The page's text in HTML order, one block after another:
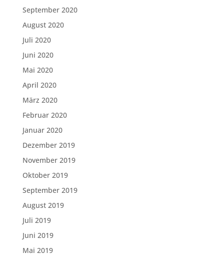
September 2020
August 2020
Juli 2020
Juni 2020
Mai 2020
April 2020
März 2020
Februar 2020
Januar 2020
Dezember 2019
November 2019
Oktober 2019
September 2019
August 2019
Juli 2019
Juni 2019
Mai 2019